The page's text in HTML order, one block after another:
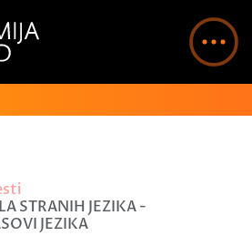
STRANIH JEZIKA -
JEZIKA